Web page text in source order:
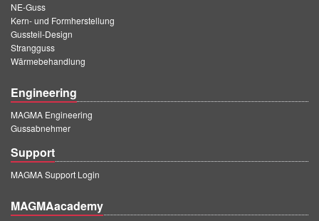
NE-Guss
Kern- und Formherstellung
Gussteil-Design
Strangguss
Wärmebehandlung
Engineering
MAGMA Engineering
Gussabnehmer
Support
MAGMA Support Login
MAGMAacademy